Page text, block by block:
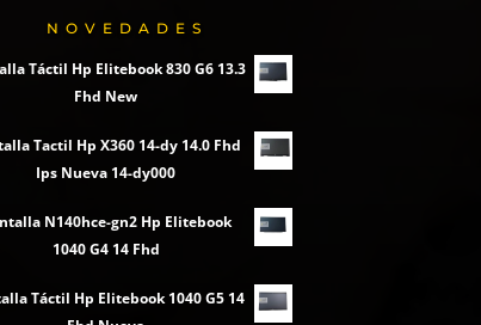
NOVEDADES
Táctil Hp Elitebook 830 G6 13.3
Fhd New
Tactil Hp X360 14-dy 14.0 Fhd
Ips Nueva 14-dy000
N140hce-gn2 Hp Elitebook
1040 G4 14 Fhd
Táctil Hp Elitebook 1040 G5 14